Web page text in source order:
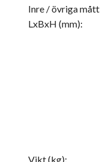
Inre / övriga mått
LxBxH (mm):
Vikt (kg):